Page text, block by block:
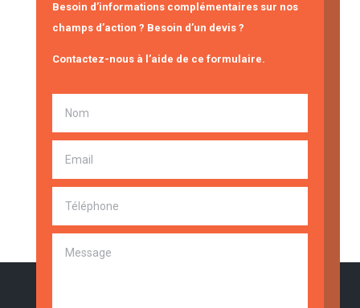
Besoin d’informations complémentaires sur nos
champs d’action ? Besoin d’un devis ?
Contactez-nous à l’aide de ce formulaire.